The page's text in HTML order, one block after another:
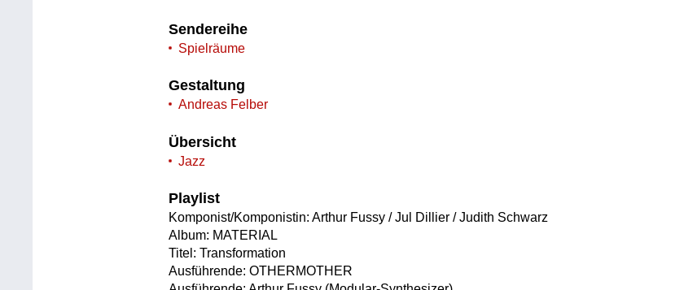
Sendereihe
Spielräume
Gestaltung
Andreas Felber
Übersicht
Jazz
Playlist
Komponist/Komponistin: Arthur Fussy / Jul Dillier / Judith Schwarz
Album: MATERIAL
Titel: Transformation
Ausführende: OTHERMOTHER